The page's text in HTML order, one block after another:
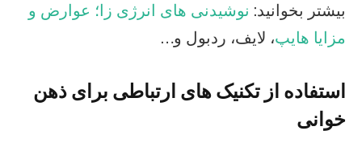
بیشتر بخوانید: نوشیدنی های انرژی زا؛ عوارض و
مزایا هایپ، لایف، ردبول و…
استفاده از تکنیک‌ های ارتباطی برای ذهن
خوانی